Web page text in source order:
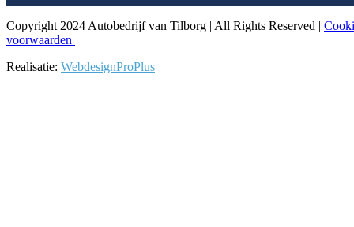
Copyright 2024 Autobedrijf van Tilborg | All Rights Reserved |
voorwaarden
Realisatie: WebdesignProPlus